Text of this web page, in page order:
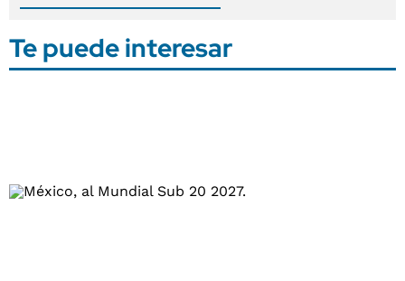
Te puede interesar